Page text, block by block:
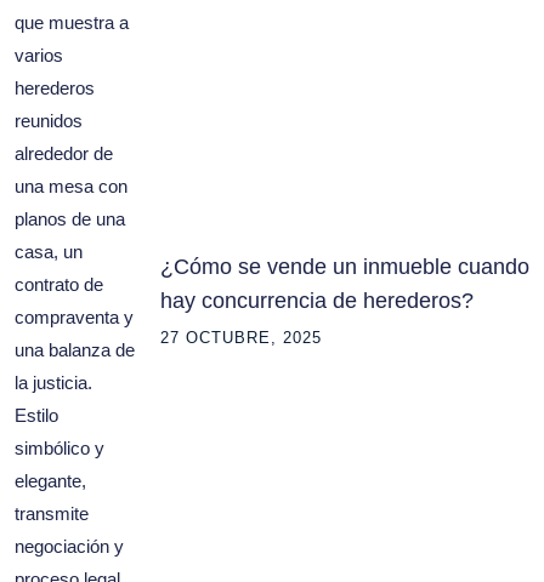
¿Cómo se vende un inmueble cuando
hay concurrencia de herederos?
27 OCTUBRE, 2025